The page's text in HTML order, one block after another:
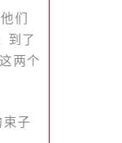
们
到了
两个
子